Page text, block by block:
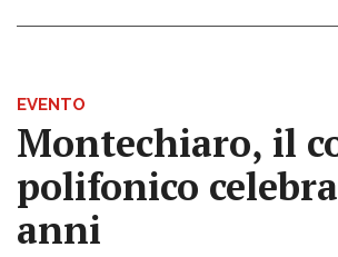
EVENTO
Montechiaro, il
polifonico
anni